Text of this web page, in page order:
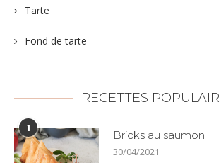
Tarte
Fond de tarte
RECETTES
1
Bricks au saumon
30/04/2021